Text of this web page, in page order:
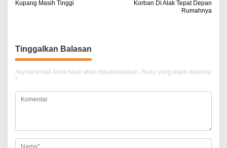
a
g
a
s
i
p
s
Kupang Masih Tinggi
Korban Di Alak Tepat Depan
Rumahnya
Tinggalkan Balasan
Alamat email Anda tidak akan dipublikasikan. Ruas yang wajib ditandai
*